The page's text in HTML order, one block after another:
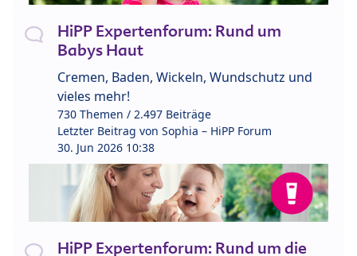
HiPP Expertenforum: Rund um
Babys Haut
Cremen, Baden, Wickeln, Wundschutz und
vieles mehr!
730 Themen / 2.497 Beiträge
Letzter Beitrag von Sophia – HiPP Forum
30. Jun 2026 10:38
HiPP Expertenforum: Rund um die